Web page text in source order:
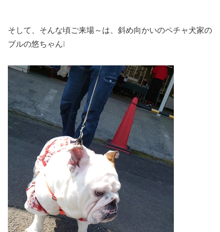
そして、そんな頃ご来場～は、斜め向かいのペチャ犬家の
ブルの悠ちゃん❕